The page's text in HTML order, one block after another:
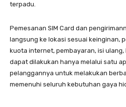
terpadu.
Pemesanan SIM Card dan
langsung ke lokasi sesuai keinginan,
kuota internet, pembayaran, isi
dapat dilakukan hanya melalui satu
pelanggannya untuk melakukan
memenuhi seluruh kebutuhan gaya